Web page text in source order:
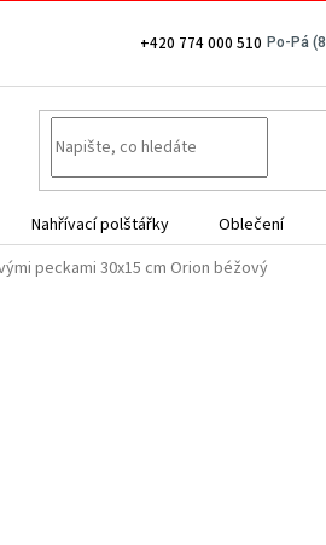
+420 774 000 510
Nahřívací polštářky Oblečení
peckami 30x15 cm Orion béžový